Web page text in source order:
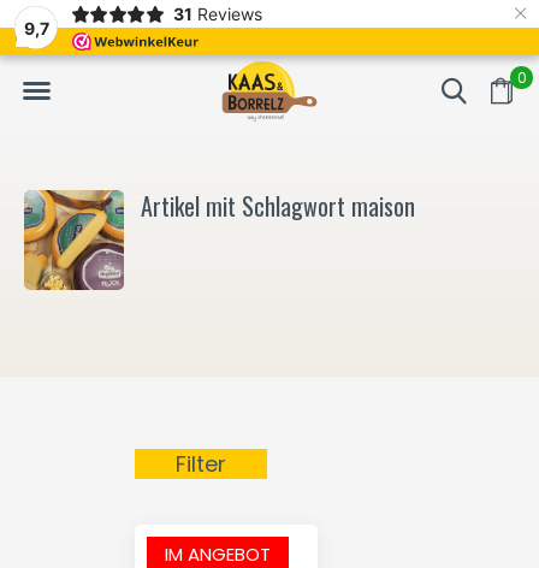
9,7
31 Reviews ×
0
Frisch geschnitten und vakuumverpackt. Meistens Lieferung
Artikel mit Schlagwort maison
Filter
IM ANGEBOT